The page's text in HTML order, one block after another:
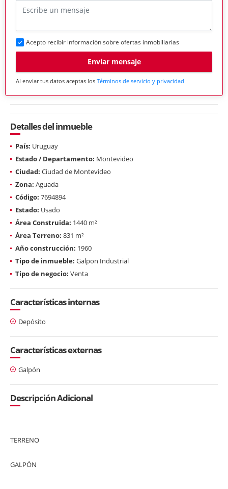
Acepto recibir información sobre ofertas inmobiliarias
Enviar mensaje
Al enviar tus datos aceptas los Términos de servicio y privacidad
Detalles del inmueble
País: Uruguay
Estado / Departamento: Montevideo
Ciudad: Ciudad de Montevideo
Zona: Aguada
Código: 7694894
Estado: Usado
Área Construida: 1440 m²
Área Terreno: 831 m²
Año construcción: 1960
Tipo de inmueble: Galpon Industrial
Tipo de negocio: Venta
Características internas
Depósito
Características externas
Galpón
Descripción Adicional
TERRENO
GALPÓN